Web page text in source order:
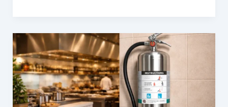
طفايات
المطاعم:
أنواعها